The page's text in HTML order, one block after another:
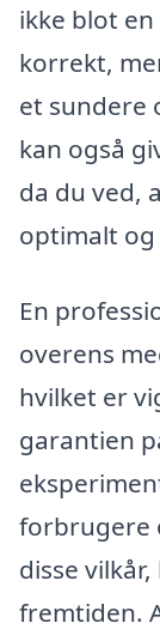
ikke blot
korrekt,
et sundere
kan også
da du ved,
optimalt
En
overens
hvilket er
garantien
forbrugere
disse
fremtiden.